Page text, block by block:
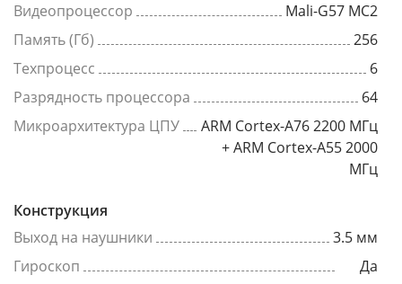
Видеопроцессор
Mali-G57 MC2
Память (Гб)
256
Техпроцесс
6
Разрядность процессора
64
Микроархитектура ЦПУ
ARM Cortex-A76 2200 МГц
+ ARM Cortex-A55 2000
МГц
Конструкция
Выход на наушники
3.5 мм
Гироскоп
Да